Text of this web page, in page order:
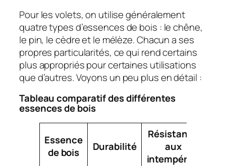
Pour les volets, on utilise généralement
quatre types d’essences de bois : le chêne,
le pin, le cèdre et le mélèze. Chacun a ses
propres particularités, ce qui rend certains
plus appropriés pour certaines utilisations
que d’autres. Voyons un peu plus en détail :
Tableau comparatif des différentes
essences de bois
Essence
de bois
Durabilité
Résistance
aux
intempéries